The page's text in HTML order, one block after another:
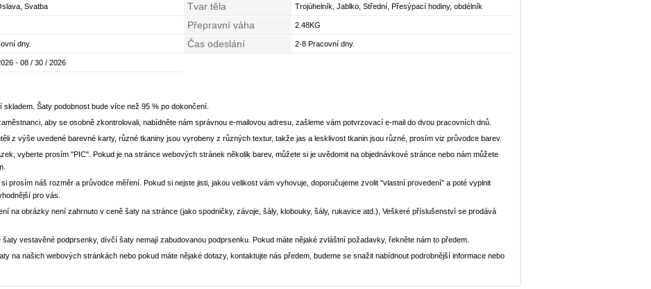
Svatba Tvar těla Trojúhelník, Jablko, Střední, Přesýpací hodiny, obdélník
Přepravní váha 2.48KG
dny. Čas odeslání 2-8 Pracovní dny.
- 08 / 30 / 2026
Šaty podobnost bude více než 95 % po dokončení.
aby se osobně zkontrolovali, nabídněte nám správnou e-mailovou adresu, zašleme vám potvrzovací e-mail do dvou pracovních dnů.
z výše uvedené barevné karty, různé tkaniny jsou vyrobeny z různých textur, takže jas a lesklivost tkanin jsou různé, prosím viz průvodce barev.
vyberte prosím "PIC". Pokud je na stránce webových stránek několik barev, můžete si je uvědomit na objednávkové stránce nebo nám můžete
prosím náš rozměr a průvodce měření. Pokud si nejste jisti, jakou velikost vám vyhovuje, doporučujeme zvolit "vlastní provedení" a poté vyplnit
pro vás.
na obrázky není zahrnuto v ceně šaty na stránce (jako spodničky, závoje, šály, klobouky, šály, rukavice atd.), Veškeré příslušenství se prodává
vestavěné podprsenky, dívčí šaty nemají zabudovanou podprsenku. Pokud máte nějaké zvláštní požadavky, řekněte nám to předem.
na našich webových stránkách nebo pokud máte nějaké dotazy, kontaktujte nás předem, budeme se snažit nabídnout podrobnější informace nebo